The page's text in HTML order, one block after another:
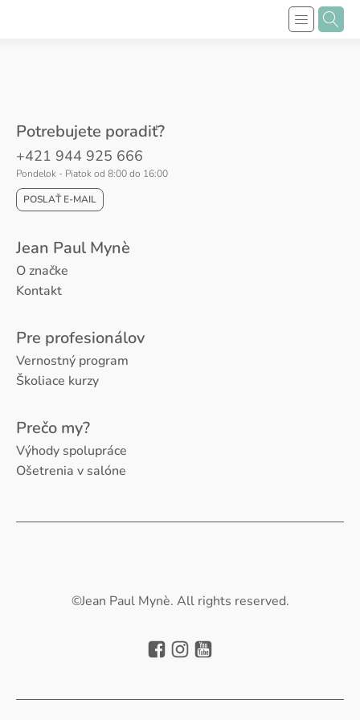
Potrebujete poradiť?
+421 944 925 666
Pondelok - Piatok od 8:00 do 16:00
POSLAŤ E-MAIL
Jean Paul Mynè
O značke
Kontakt
Pre profesionálov
Vernostný program
Školiace kurzy
Prečo my?
Výhody spolupráce
Ošetrenia v salóne
©Jean Paul Mynè. All rights reserved.